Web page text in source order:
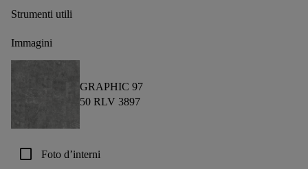
Strumenti utili
Immagini
GRAPHIC 97
50 RLV 3897
check_box_outline_blank Foto d’interni